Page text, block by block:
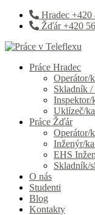
Hradec +420
Žďár +420
Práce Hradec
Operátor/
Skladník /
Uklízeč/ka
Práce Žďár
Operátor/
Inženýr/
EHS
Skladník/
O nás
Studenti
Blog
Kontakty